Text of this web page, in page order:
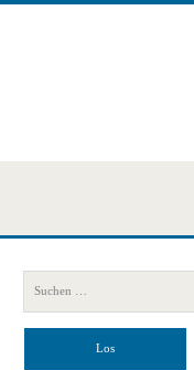
Primäre
Seitenleiste
nach: